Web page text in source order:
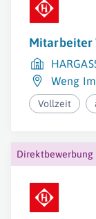
Mitarbeiter
Weng
Vollzeit
Direktbewerbung